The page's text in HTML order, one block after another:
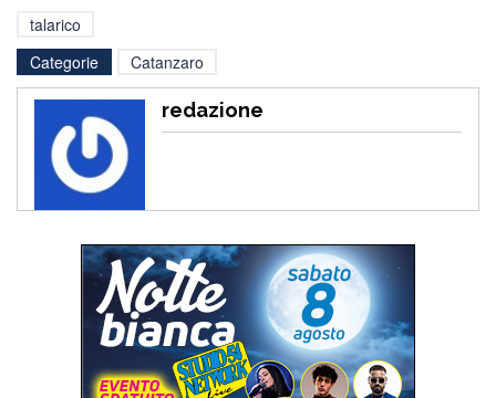
talarico
Categorie
Catanzaro
redazione